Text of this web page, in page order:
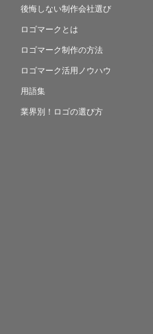
後悔しない制作会社選び
ロゴマークとは
ロゴマーク制作の方法
ロゴマーク活用ノウハウ
用語集
業界別！ロゴの選び方